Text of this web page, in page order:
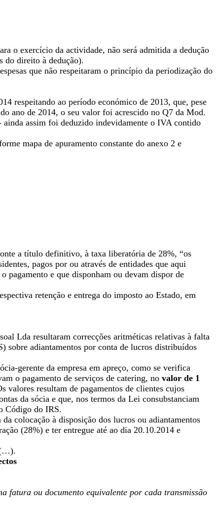
o exercício da actividade, não será admitida a dedução
do direito à dedução).
que não respeitaram o princípio da periodização do
respeitando ao período económico de 2013, que, pese
ano de 2014, o seu valor foi acrescido no Q7 da Mod.
ainda assim foi deduzido indevidamente o IVA contido
mapa de apuramento constante do anexo 2 e
a título definitivo, à taxa liberatória de 28%, “os
pagos por ou através de entidades que aqui
pagamento e que disponham ou devam dispor de
retenção e entrega do imposto ao Estado, em
Lda resultaram correcções aritméticas relativas à falta
sobre adiantamentos por conta de lucros distribuídos
gerente da empresa em apreço, como se verifica
o pagamento de serviços de catering, no valor de 1
valores resultam de pagamentos de clientes cujos
da sócia e que, nos termos da Lei consubstanciam
Código do IRS.
colocação à disposição dos lucros ou adiantamentos
(28%) e ter entregue até ao dia 20.10.2014 e
(…).
fatura ou documento equivalente por cada transmissão